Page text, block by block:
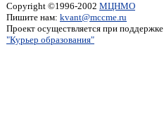
Copyright ©1996-2002 МЦНМО
Пишите нам: kvant@mccme.ru
Проект осуществляется при поддержке
"Курьер образования"